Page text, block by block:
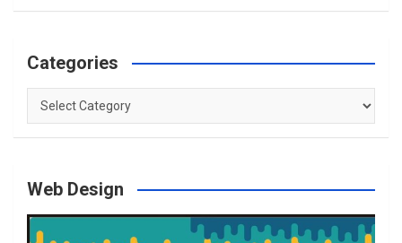
Categories
Categories
Web Design